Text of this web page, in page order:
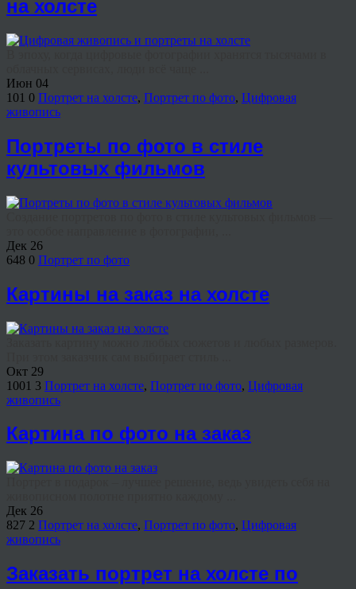
на холсте
Июн 04
101 0 Портрет на холсте, Портрет по фото, Цифровая
живопись
Портреты по фото в стиле
культовых фильмов
Дек 26
648 0 Портрет по фото
Картины на заказ на холсте
Окт 29
1001 3 Портрет на холсте, Портрет по фото, Цифровая
живопись
Картина по фото на заказ
Дек 26
827 2 Портрет на холсте, Портрет по фото, Цифровая
живопись
Заказать портрет на холсте по